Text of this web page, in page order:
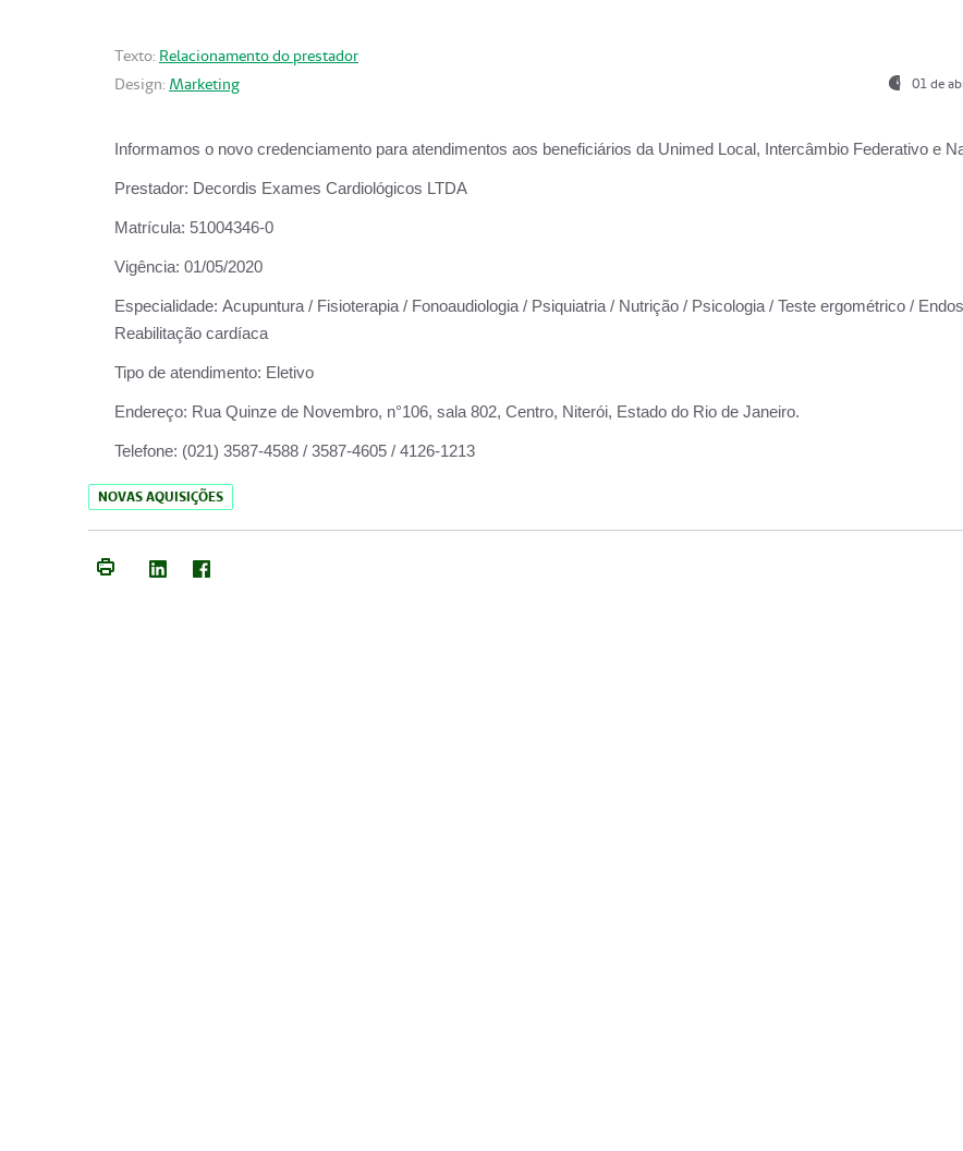
Texto: Relacionamento do prestador
Design: Marketing 01 de
Informamos o novo credenciamento para atendimentos aos beneficiários da Unimed Local, Intercâmbio Federativo e
Prestador: Decordis Exames Cardiológicos LTDA
Matrícula: 51004346-0
Vigência: 01/05/2020
Especialidade: Acupuntura / Fisioterapia / Fonoaudiologia / Psiquiatria / Nutrição / Psicologia / Teste ergométrico /
Reabilitação cardíaca
Tipo de atendimento: Eletivo
Endereço: Rua Quinze de Novembro, n°106, sala 802, Centro, Niterói, Estado do Rio de Janeiro.
Telefone: (021) 3587-4588 / 3587-4605 / 4126-1213
NOVAS AQUISIÇÕES